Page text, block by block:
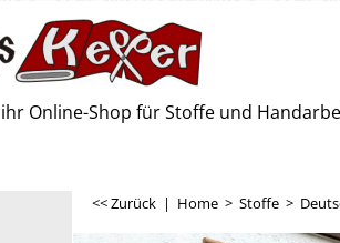
Online-Shop für Stoffe und
<< Zurück | Home > Stoffe >